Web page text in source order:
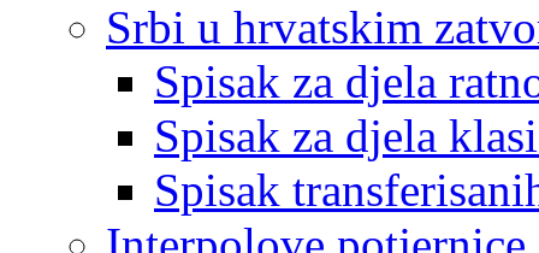
Srbi u hrvatskim
Spisak za djela
Spisak za djela
Spisak